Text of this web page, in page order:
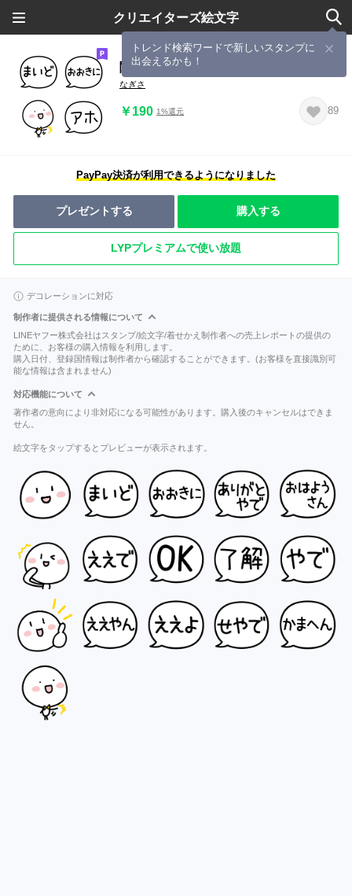
クリエイターズ絵文字
トレンド検索ワードで新しいスタンプに
出会えるかも！
関西弁の吹き出し絵文字
なぎさ
￥190 1%還元 89
PayPay決済が利用できるようになりました
プレゼントする 購入する
LYPプレミアムで使い放題
デコレーションに対応
制作者に提供される情報について
LINEヤフー株式会社はスタンプ/絵文字/着せかえ制作者への売上レポートの提供の
ために、お客様の購入情報を利用します。
購入日付、登録国情報は制作者から確認することができます。(お客様を直接識別可
能な情報は含まれません)
対応機能について
著作者の意向により非対応になる可能性があります。購入後のキャンセルはできま
せん。
絵文字をタップするとプレビューが表示されます。